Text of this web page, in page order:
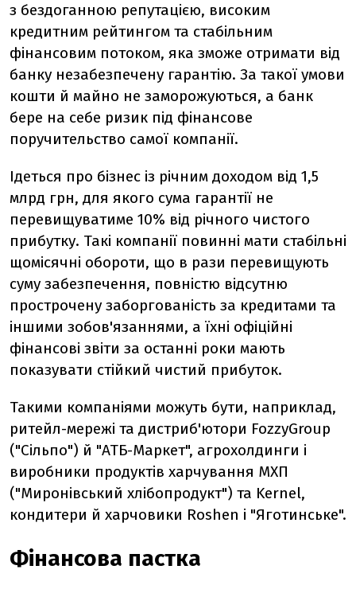
з бездоганною репутацією, високим
кредитним рейтингом та стабільним
фінансовим потоком, яка зможе отримати від
банку незабезпечену гарантію. За такої умови
кошти й майно не заморожуються, а банк
бере на себе ризик під фінансове
поручительство самої компанії.
Ідеться про бізнес із річним доходом від 1,5
млрд грн, для якого сума гарантії не
перевищуватиме 10% від річного чистого
прибутку. Такі компанії повинні мати стабільні
щомісячні обороти, що в рази перевищують
суму забезпечення, повністю відсутню
прострочену заборгованість за кредитами та
іншими зобов'язаннями, а їхні офіційні
фінансові звіти за останні роки мають
показувати стійкий чистий прибуток.
Такими компаніями можуть бути, наприклад,
ритейл-мережі та дистриб'ютори FozzyGroup
("Сільпо") й "АТБ-Маркет", агрохолдинги і
виробники продуктів харчування МХП
("Миронівський хлібопродукт") та Kernel,
кондитери й харчовики Roshen і "Яготинське".
Фінансова пастка